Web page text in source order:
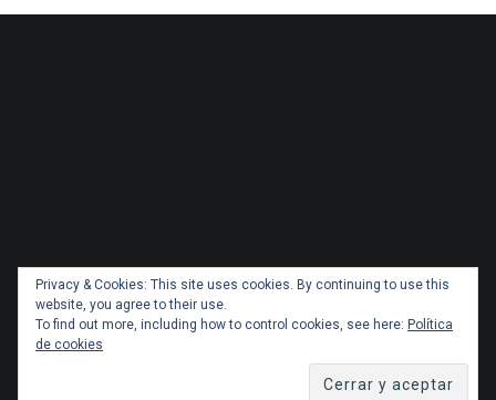
Copyright 2026 Administracionytransportes.cl Todos los
. Orgullosamente
Privacy & Cookies: This site uses cookies. By continuing to use this
website, you agree to their use.
To find out more, including how to control cookies, see here: Política
de cookies